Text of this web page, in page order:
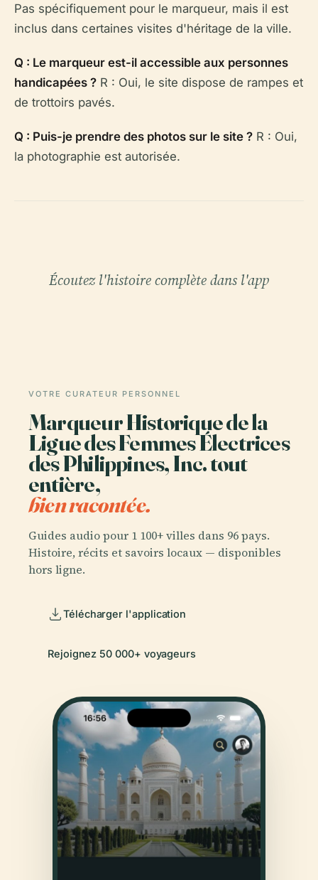
Pas spécifiquement pour le marqueur, mais il est
inclus dans certaines visites d'héritage de la ville.
Q : Le marqueur est-il accessible aux personnes
handicapées ? R : Oui, le site dispose de rampes et
de trottoirs pavés.
Q : Puis-je prendre des photos sur le site ? R : Oui,
la photographie est autorisée.
Écoutez l'histoire complète dans l'app
VOTRE CURATEUR PERSONNEL
Marqueur Historique de la
Ligue des Femmes Électrices
des Philippines, Inc. tout
entière,
bien racontée.
Guides audio pour 1 100+ villes dans 96 pays.
Histoire, récits et savoirs locaux — disponibles
hors ligne.
Télécharger l'application
Rejoignez 50 000+ voyageurs